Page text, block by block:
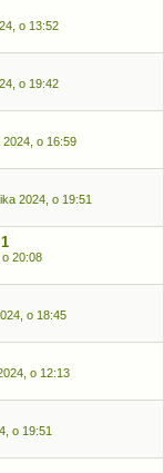
o 13:52
o 19:42
o 16:59
2024, o 19:51
20:08
o 18:45
o 12:13
o 19:51